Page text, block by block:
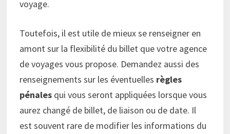
voyage.
Toutefois, il est utile de mieux se renseigner en
amont sur la flexibilité du billet que votre agence
de voyages vous propose. Demandez aussi des
renseignements sur les éventuelles règles
pénales qui vous seront appliquées lorsque vous
aurez changé de billet, de liaison ou de date. Il
est souvent rare de modifier les informations du